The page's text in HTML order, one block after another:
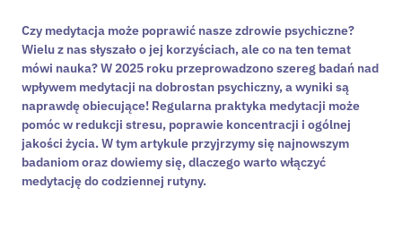
Czy medytacja może poprawić nasze zdrowie psychiczne?
Wielu z nas słyszało o jej korzyściach, ale co na ten temat
mówi nauka? W 2025 roku przeprowadzono szereg badań nad
wpływem medytacji na dobrostan psychiczny, a wyniki są
naprawdę obiecujące! Regularna praktyka medytacji może
pomóc w redukcji stresu, poprawie koncentracji i ogólnej
jakości życia. W tym artykule przyjrzymy się najnowszym
badaniom oraz dowiemy się, dlaczego warto włączyć
medytację do codziennej rutyny.